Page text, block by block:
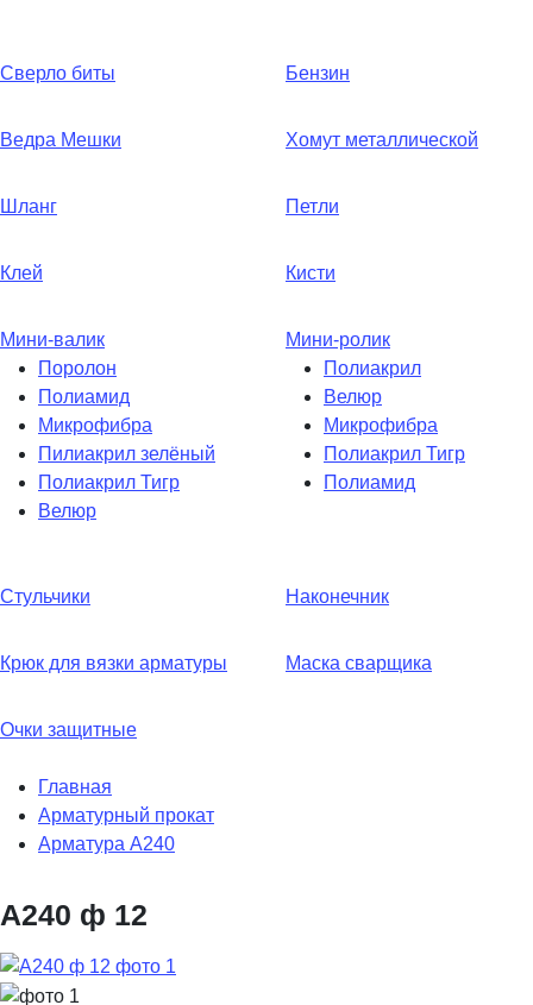
Сверло биты Бензин
Ведра Мешки Хомут металлической
Шланг Петли
Клей Кисти
Мини-валик
Поролон
Полиамид
Микрофибра
Пилиакрил зелёный
Полиакрил Тигр
Велюр
Мини-ролик
Полиакрил
Велюр
Микрофибра
Полиакрил Тигр
Полиамид
Стульчики Наконечник
Крюк для вязки арматуры Маска сварщика
Очки защитные
Главная
Арматурный прокат
Арматура А240
А240 ф 12